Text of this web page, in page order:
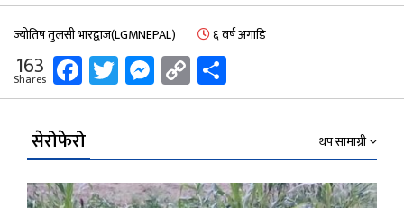
ज्योतिष तुलसी भारद्वाज(LGMNEPAL) ६ वर्ष अगाडि
163
Shares Facebook
Twitter
Messenger
Copy
Link
सेरोफेरो थप सामाग्री